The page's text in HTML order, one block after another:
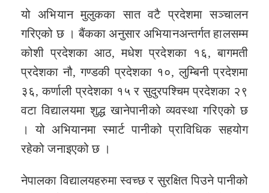
यो अभियान मुलुकका सात वटै प्रदेशमा सञ्चालन
गरिएको छ । बैंकका अनुसार अभियानअन्तर्गत हालसम्म
कोशी प्रदेशका आठ, मधेश प्रदेशका १६, बागमती
प्रदेशका नौ, गण्डकी प्रदेशका १०, लुम्बिनी प्रदेशमा
३६, कर्णाली प्रदेशका १५ र सुदुरपश्चिम प्रदेशका २९
वटा विद्यालयमा शुद्ध खानेपानीको व्यवस्था गरिएको छ
। यो अभियानमा स्मार्ट पानीको प्राविधिक सहयोग
रहेको जनाइएको छ ।
नेपालका विद्यालयहरुमा स्वच्छ र सुरक्षित पिउने पानीको